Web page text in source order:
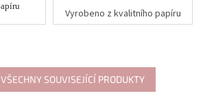
Vyrobeno z kvalitního papíru
120g.
SOUVISEJÍCÍ PRODUKTY